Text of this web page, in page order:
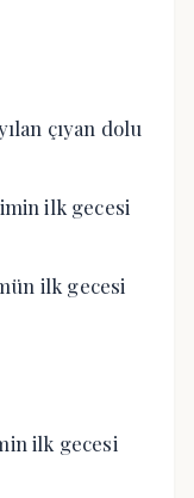
çıyan dolu
ilk gecesi
ilk gecesi
ilk gecesi